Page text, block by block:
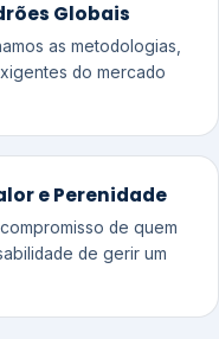
Globais
as metodologias,
do mercado
e Perenidade
de quem
de gerir um